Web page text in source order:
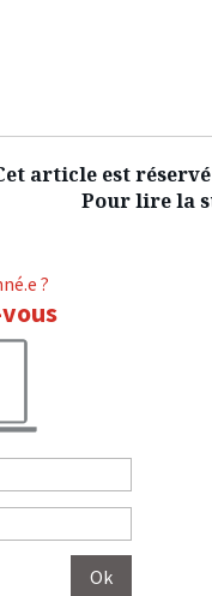
article est
Pour lire la
?